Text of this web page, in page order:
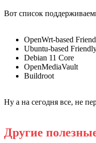
Вот список
OpenWrt-based
Ubuntu-based
Debian 11 Core
OpenMediaVault
Buildroot
Ну а на сегодня все, не
Другие